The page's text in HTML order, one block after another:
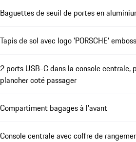
Baguettes de seuil de portes en
Tapis de sol avec logo 'PORSCHE'
2 ports USB-C dans la console centrale,
plancher coté passager
Compartiment bagages à l'avant
Console centrale avec coffre de